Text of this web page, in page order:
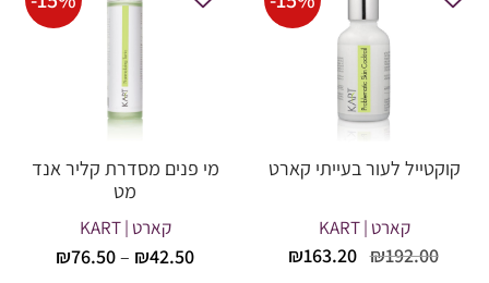
קוקטייל לעור בעייתי קארט
קארט | KART
₪192.00
המחיר₪163.20
מי פנים מסדרת קליר אנד
מט
קארט | KART
₪42.50
–
₪76.50